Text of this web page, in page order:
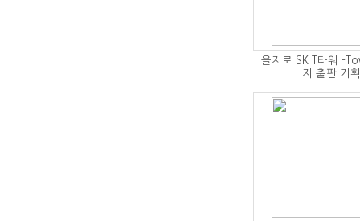
을지로 SK T타워 -
지 출판 기획